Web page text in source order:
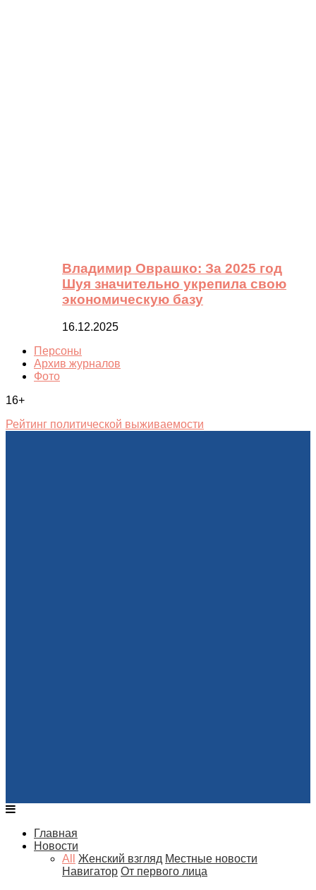
Владимир Оврашко: За 2025 год
Шуя значительно укрепила свою
экономическую базу
16.12.2025
Персоны
Архив журналов
Фото
16+
Рейтинг политической выживаемости
Главная
Новости
All
Женский взгляд Местные новости
Навигатор От первого лица